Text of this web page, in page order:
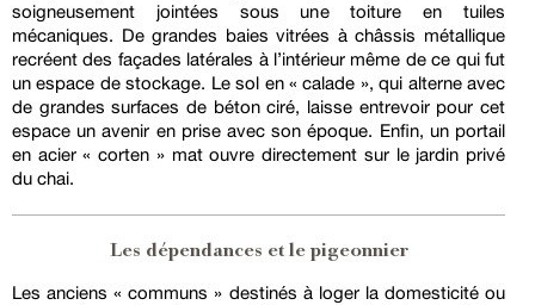
soigneusement jointées sous une toiture en tuiles
mécaniques. De grandes baies vitrées à châssis métallique
recréent des façades latérales à l’intérieur même de ce qui fut
un espace de stockage. Le sol en « calade », qui alterne avec
de grandes surfaces de béton ciré, laisse entrevoir pour cet
espace un avenir en prise avec son époque. Enfin, un portail
en acier « corten » mat ouvre directement sur le jardin privé
du chai.
Les dépendances et le pigeonnier
Les anciens « communs » destinés à loger la domesticité ou